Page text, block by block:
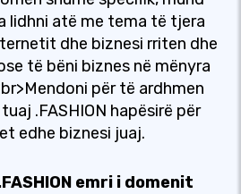
lidhni atë me tema të tjera
dhe biznesi rriten dhe
të bëni biznes në mënyra
për të ardhmen
.FASHION hapësirë për
edhe biznesi juaj.
emri i domenit